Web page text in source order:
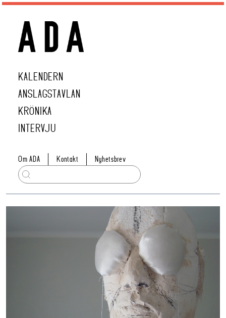
KALENDERN
ANSLAGSTAVLAN
KRÖNIKA
INTERVJU
Om ADA Kontakt Nyhetsbrev